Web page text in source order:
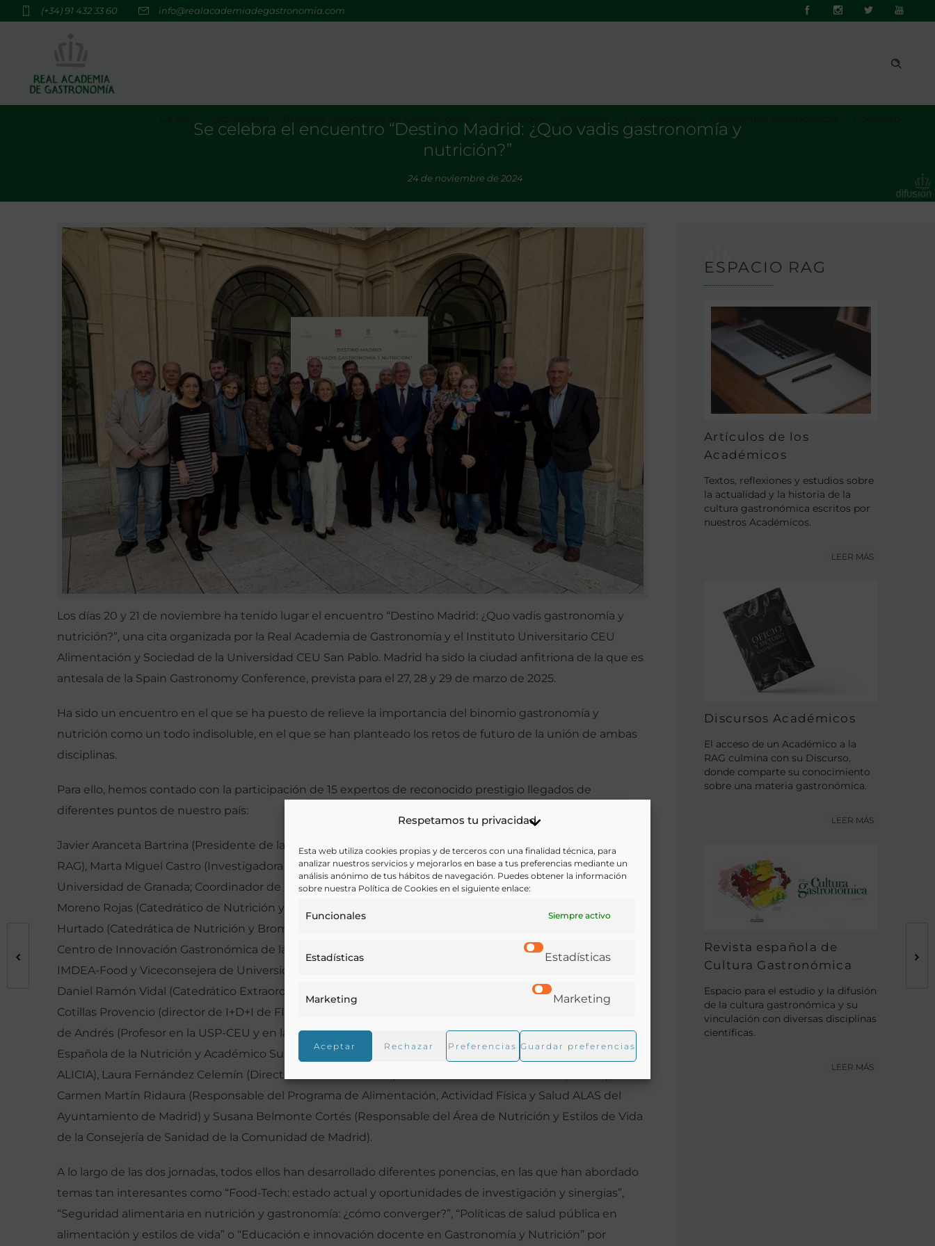
Respetamos tu privacidad
Esta web utiliza cookies propias y de terceros con una finalidad técnica, para
analizar nuestros servicios y mejorarlos en base a tus preferencias mediante un
análisis anónimo de tus hábitos de navegación. Puedes obtener la información
sobre nuestra Política de Cookies en el siguiente enlace:
Funcionales Siempre activo
Estadísticas Estadísticas
Marketing Marketing
Aceptar Rechazar Preferencias Guardar preferencias
(+34) 91 432 33 60 info@realacademiadegastronomia.com
Se celebra el encuentro “Destino Madrid: ¿Quo vadis gastronomía y
nutrición?”
24 de noviembre de 2024
Los días 20 y 21 de noviembre ha tenido lugar el encuentro “Destino Madrid: ¿Quo vadis gastronomía y
nutrición?”, una cita organizada por la Real Academia de Gastronomía y el Instituto Universitario CEU
Alimentación y Sociedad de la Universidad CEU San Pablo. Madrid ha sido la ciudad anfitriona de la que es
antesala de la Spain Gastronomy Conference, prevista para el 27, 28 y 29 de marzo de 2025.
Ha sido un encuentro en el que se ha puesto de relieve la importancia del binomio gastronomía y
nutrición como un todo indisoluble, en el que se han planteado los retos de futuro de la unión de ambas
disciplinas.
Para ello, hemos contado con la participación de 15 expertos de reconocido prestigio llegados de
diferentes puntos de nuestro país:
Javier Aranceta Bartrina (Presidente de la Sociedad Española de Nutrición Comunitaria y Académico de la
RAG), Marta Miguel Castro (Investigadora Científica, CIAL-CSIC), Emilio Martínez de Victoria (Prof. Emérito,
Universidad de Granada; Coordinador de la Base de Datos de Composición de Alimentos BEDCA), Rafael
Moreno Rojas (Catedrático de Nutrición y Bromatología UCO y Académico de la RAG), Montaña Cámara
Hurtado (Catedrática de Nutrición y Bromatología, Universidad Complutense), Almudena Lázaro (Directora
Centro de Innovación Gastronómica de la Comunidad de Madrid), Ana Ramírez de Molina (Directora
IMDEA-Food y Viceconsejera de Universidades, Investigación y Ciencia de la Comunidad de Madrid),
Daniel Ramón Vidal (Catedrático Extraordinario Universidad Cardenal Herrera CEU de Valencia), Eduardo
Cotillas Provencio (director de I+D+I de FIAB y Responsable de la Plataforma Food for Life), Rafael Urrialde
de Andrés (Profesor en la USP-CEU y en la UCM), José Manuel Ávila Torres (Director de la Fundación
Española de la Nutrición y Académico Supernumerario de la RAG), Toni Massanés (Director de la Fundación
ALICIA), Laura Fernández Celemín (Directora General de European Food Information Council, EUFIC),
Carmen Martín Ridaura (Responsable del Programa de Alimentación, Actividad Física y Salud ALAS del
Ayuntamiento de Madrid) y Susana Belmonte Cortés (Responsable del Área de Nutrición y Estilos de Vida
de la Consejería de Sanidad de la Comunidad de Madrid).
A lo largo de las dos jornadas, todos ellos han desarrollado diferentes ponencias, en las que han abordado
temas tan interesantes como “Food-Tech: estado actual y oportunidades de investigación y sinergias”,
“Seguridad alimentaria en nutrición y gastronomía: ¿cómo converger?”, “Políticas de salud pública en
alimentación y estilos de vida” o “Educación e innovación docente en Gastronomía y Nutrición” por
ESPACIO RAG
Artículos de los
Académicos
Textos, reflexiones y estudios sobre
la actualidad y la historia de la
cultura gastronómica escritos por
nuestros Académicos.
LEER MÁS
Discursos Académicos
El acceso de un Académico a la
RAG culmina con su Discurso,
donde comparte su conocimiento
sobre una materia gastronómica.
LEER MÁS
Revista española de
Cultura Gastronómica
Espacio para el estudio y la difusión
de la cultura gastronómica y su
vinculación con diversas disciplinas
científicas.
LEER MÁS